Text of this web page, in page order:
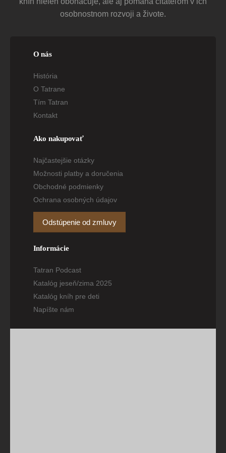
osobnostnom rozvoji a živote.
O nás
História
O Tatrane
Tím Tatran
Kontakt
Ako nakupovať
Najčastejšie otázky
Možnosti platby a doručenia
Obchodné podmienky
Ochrana osobných údajov
Odstúpenie od zmluvy
Informácie
Tatran Podcast
Katalóg jeseň/zima 2025
Katalóg kníh pre deti
Napíšte nám